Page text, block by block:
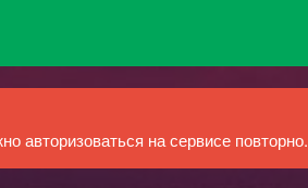
авторизоваться на сервисе повторно.